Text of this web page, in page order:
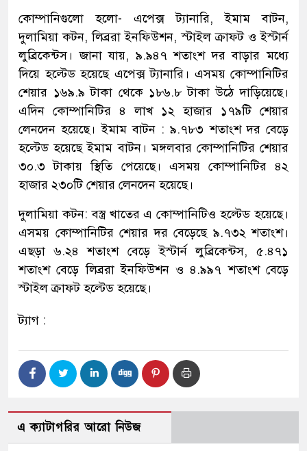
কোম্পানিগুলো হলো- এপেক্স ট্যানারি, ইমাম বাটন,
দুলামিয়া কটন, লিব্ররা ইনফিউশন, স্টাইল ক্রাফট ও ইস্টার্ন
লুব্রিকেন্টস। জানা যায়, ৯.৯৪৭ শতাংশ দর বাড়ার মধ্যে
দিয়ে হল্টেড হয়েছে এপেক্স ট্যানারি। এসময় কোম্পানিটির
শেয়ার ১৬৯.৯ টাকা থেকে ১৮৬.৮ টাকা উঠে দাড়িয়েছে।
এদিন কোম্পানিটির ৪ লাখ ১২ হাজার ১৭৯টি শেয়ার
লেনদেন হয়েছে। ইমাম বাটন : ৯.৭৮৩ শতাংশ দর বেড়ে
হল্টেড হয়েছে ইমাম বাটন। মঙ্গলবার কোম্পানিটির শেয়ার
৩০.৩ টাকায় স্থিতি পেয়েছে। এসময় কোম্পানিটির ৪২
হাজার ২৩০টি শেয়ার লেনদেন হয়েছে।
দুলামিয়া কটন: বস্ত্র খাতের এ কোম্পানিটিও হল্টেড হয়েছে।
এসময় কোম্পানিটির শেয়ার দর বেড়েছে ৯.৭৩২ শতাংশ।
এছড়া ৬.২৪ শতাংশ বেড়ে ইস্টার্ন লুব্রিকেন্টস, ৫.৪৭১
শতাংশ বেড়ে লিব্ররা ইনফিউশন ও ৪.৯৯৭ শতাংশ বেড়ে
স্টাইল ক্রাফট হল্টেড হয়েছে।
ট্যাগ :
এ ক্যাটাগরির আরো নিউজ